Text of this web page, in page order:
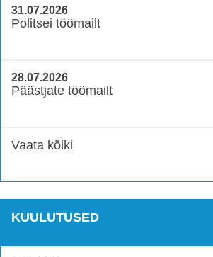
31.07.2026
Politsei töömailt
28.07.2026
Päästjate töömailt
Vaata kõiki
KUULUTUSED